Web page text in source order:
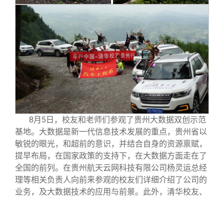
8月5日，校友和老师们参观了贵州大数据双创示范
基地。大数据是新一代信息技术发展的重点，贵州省以
敏锐的眼光，和超前的意识，并结合自身的资源禀赋，
提早布局，在国家政策的支持下，在大数据方面走在了
全国的前列。在贵州航天云网科技有限公司杨灵运总经
理等相关负责人向前来参观的校友们详细介绍了公司的
业务，及大数据技术的应用与前景。此外，清华校友、